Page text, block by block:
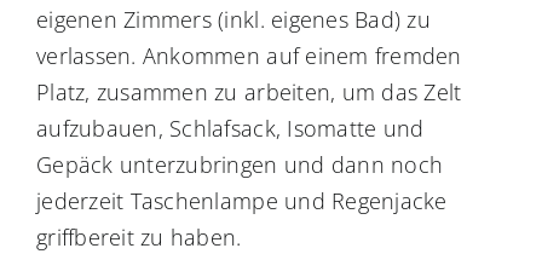
eigenen Zimmers (inkl. eigenes Bad) zu
verlassen. Ankommen auf einem fremden
Platz, zusammen zu arbeiten, um das Zelt
aufzubauen, Schlafsack, Isomatte und
Gepäck unterzubringen und dann noch
jederzeit Taschenlampe und Regenjacke
griffbereit zu haben.